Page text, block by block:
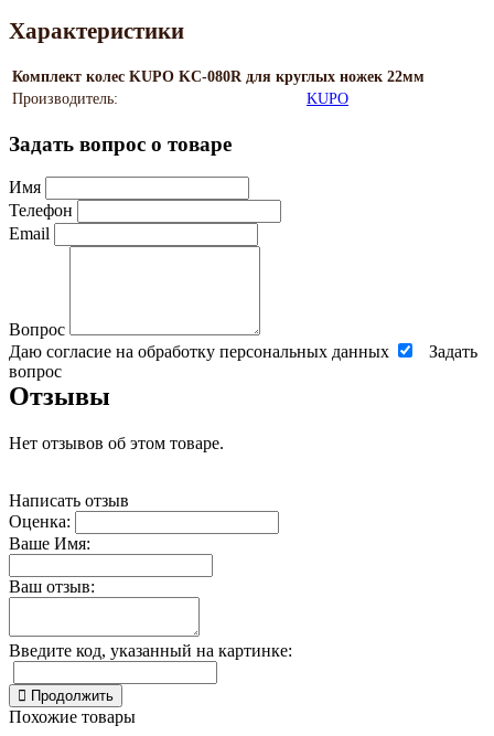
Характеристики
Комплект колес KUPO KC-080R для круглых ножек 22мм
Производитель:
KUPO
Задать вопрос о товаре
Имя
Телефон
Email
Вопрос
Даю согласие на обработку персональных данных
Задать
вопрос
Отзывы
Нет отзывов об этом товаре.
Написать отзыв
Оценка:
Ваше Имя:
Ваш отзыв:
Введите код, указанный на картинке:
Продолжить
Похожие товары